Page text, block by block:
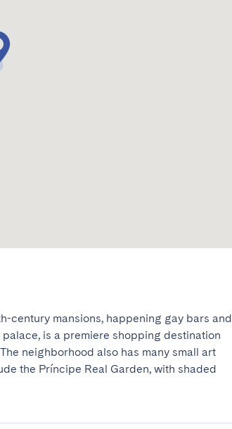
century mansions, happening gay bars and
is a premiere shopping destination
neighborhood also has many small art
the Príncipe Real Garden, with shaded